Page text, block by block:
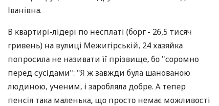
Іванівна.
В квартирі-лідері по несплаті (борг - 26,5 тисяч
гривень) на вулиці Межигірській, 24 хазяйка
попросила не називати її прізвище, бо "соромно
перед сусідами": "Я ж завжди була шанованою
людиною, ученим, і заробляла добре. А тепер
пенсія така маленька, що просто немає можливості